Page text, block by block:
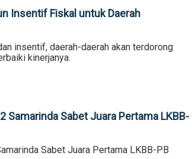
Insentif Fiskal untuk Daerah
insentif, daerah-daerah akan terdorong
kinerjanya.
Samarinda Sabet Juara Pertama LKBB-
Sabet Juara Pertama LKBB-PB